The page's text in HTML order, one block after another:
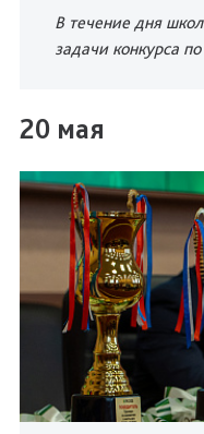
В течение дня
задачи конкурса
20 мая